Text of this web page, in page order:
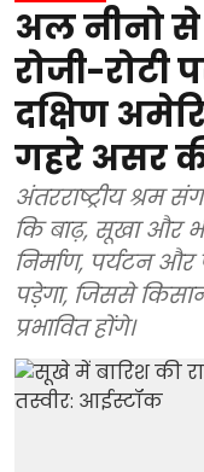
अल नीनो
रोजी-रोटी
दक्षिण
गहरे असर
अंतरराष्ट्रीय श्रम
कि बाढ़, सूखा और
निर्माण, पर्यटन
पड़ेगा, जिससे
प्रभावित होंगे।